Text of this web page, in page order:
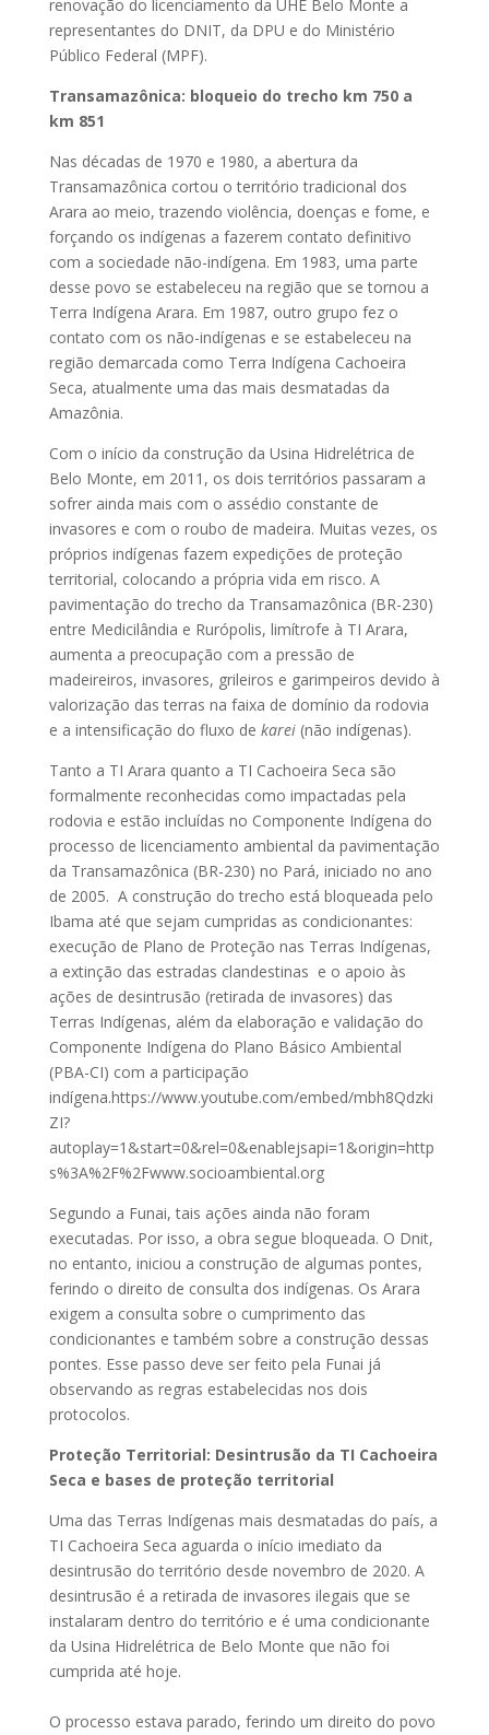
renovação do licenciamento da UHE Belo Monte a
representantes do DNIT, da DPU e do Ministério
Público Federal (MPF).
Transamazônica: bloqueio do trecho km 750 a
km 851
Nas décadas de 1970 e 1980, a abertura da
Transamazônica cortou o território tradicional dos
Arara ao meio, trazendo violência, doenças e fome, e
forçando os indígenas a fazerem contato definitivo
com a sociedade não-indígena. Em 1983, uma parte
desse povo se estabeleceu na região que se tornou a
Terra Indígena Arara. Em 1987, outro grupo fez o
contato com os não-indígenas e se estabeleceu na
região demarcada como Terra Indígena Cachoeira
Seca, atualmente uma das mais desmatadas da
Amazônia.
Com o início da construção da Usina Hidrelétrica de
Belo Monte, em 2011, os dois territórios passaram a
sofrer ainda mais com o assédio constante de
invasores e com o roubo de madeira. Muitas vezes, os
próprios indígenas fazem expedições de proteção
territorial, colocando a própria vida em risco. A
pavimentação do trecho da Transamazônica (BR-230)
entre Medicilândia e Rurópolis, limítrofe à TI Arara,
aumenta a preocupação com a pressão de
madeireiros, invasores, grileiros e garimpeiros devido à
valorização das terras na faixa de domínio da rodovia
e a intensificação do fluxo de karei (não indígenas).
Tanto a TI Arara quanto a TI Cachoeira Seca são
formalmente reconhecidas como impactadas pela
rodovia e estão incluídas no Componente Indígena do
processo de licenciamento ambiental da pavimentação
da Transamazônica (BR-230) no Pará, iniciado no ano
de 2005. A construção do trecho está bloqueada pelo
Ibama até que sejam cumpridas as condicionantes:
execução de Plano de Proteção nas Terras Indígenas,
a extinção das estradas clandestinas e o apoio às
ações de desintrusão (retirada de invasores) das
Terras Indígenas, além da elaboração e validação do
Componente Indígena do Plano Básico Ambiental
(PBA-CI) com a participação
indígena.https://www.youtube.com/embed/mbh8Qdzki
ZI?
autoplay=1&start=0&rel=0&enablejsapi=1&origin=http
s%3A%2F%2Fwww.socioambiental.org
Segundo a Funai, tais ações ainda não foram
executadas. Por isso, a obra segue bloqueada. O Dnit,
no entanto, iniciou a construção de algumas pontes,
ferindo o direito de consulta dos indígenas. Os Arara
exigem a consulta sobre o cumprimento das
condicionantes e também sobre a construção dessas
pontes. Esse passo deve ser feito pela Funai já
observando as regras estabelecidas nos dois
protocolos.
Proteção Territorial: Desintrusão da TI Cachoeira
Seca e bases de proteção territorial
Uma das Terras Indígenas mais desmatadas do país, a
TI Cachoeira Seca aguarda o início imediato da
desintrusão do território desde novembro de 2020. A
desintrusão é a retirada de invasores ilegais que se
instalaram dentro do território e é uma condicionante
da Usina Hidrelétrica de Belo Monte que não foi
cumprida até hoje.
O processo estava parado, ferindo um direito do povo